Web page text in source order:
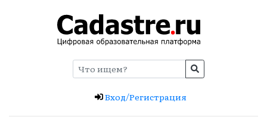
Вход/Регистрация